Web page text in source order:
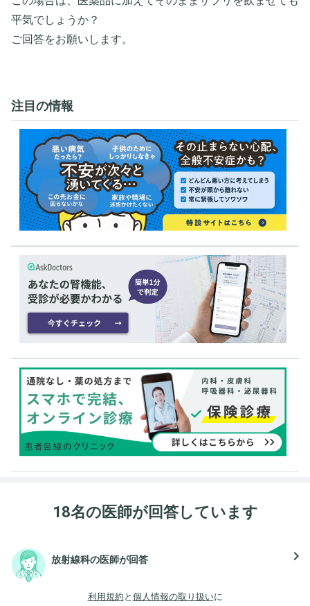
平気でしょうか？
ご回答をお願いします。
注目の情報
18名の医師が回答しています
放射線科の医師が回答 navigate_next
利用規約 と 個人情報の取り扱いに